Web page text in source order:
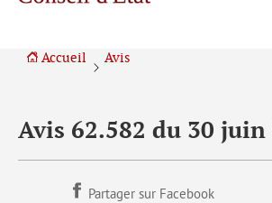
Accueil Avis
Avis 62.582 du 30 juin
Partager sur Facebook